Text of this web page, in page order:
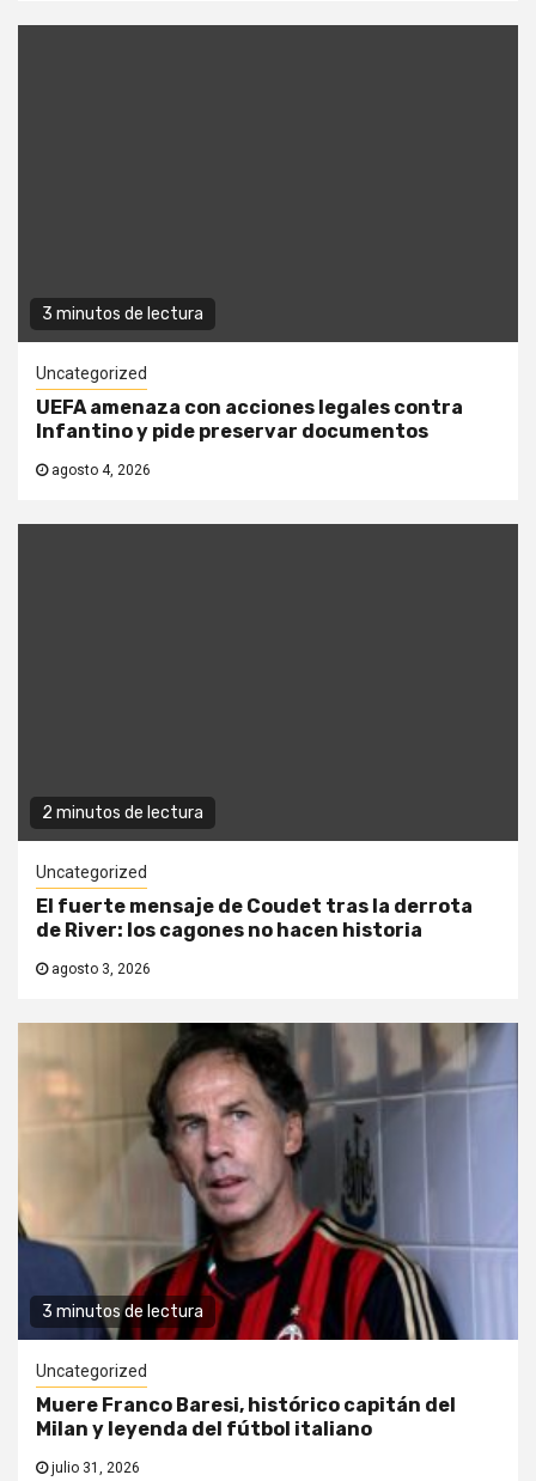
3 minutos de lectura
Uncategorized
UEFA amenaza con acciones legales contra
Infantino y pide preservar documentos
agosto 4, 2026
2 minutos de lectura
Uncategorized
El fuerte mensaje de Coudet tras la derrota
de River: los cagones no hacen historia
agosto 3, 2026
3 minutos de lectura
Uncategorized
Muere Franco Baresi, histórico capitán del
Milan y leyenda del fútbol italiano
julio 31, 2026